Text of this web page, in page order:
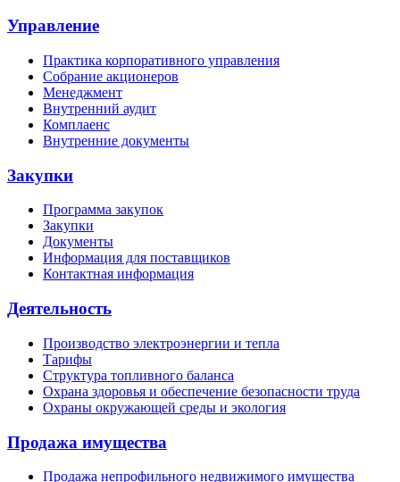
Управление
Практика корпоративного управления
Собрание акционеров
Менеджмент
Внутренний аудит
Комплаенс
Внутренние документы
Закупки
Программа закупок
Закупки
Документы
Информация для поставщиков
Контактная информация
Деятельность
Производство электроэнергии и тепла
Тарифы
Структура топливного баланса
Охрана здоровья и обеспечение безопасности труда
Охраны окружающей среды и экология
Продажа имущества
Продажа непрофильного недвижимого имущества